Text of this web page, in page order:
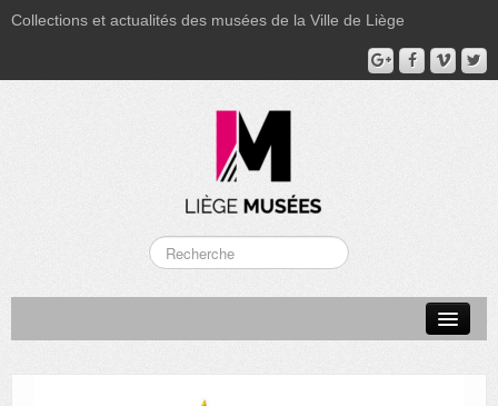
Collections et actualités des musées de la Ville de Liège